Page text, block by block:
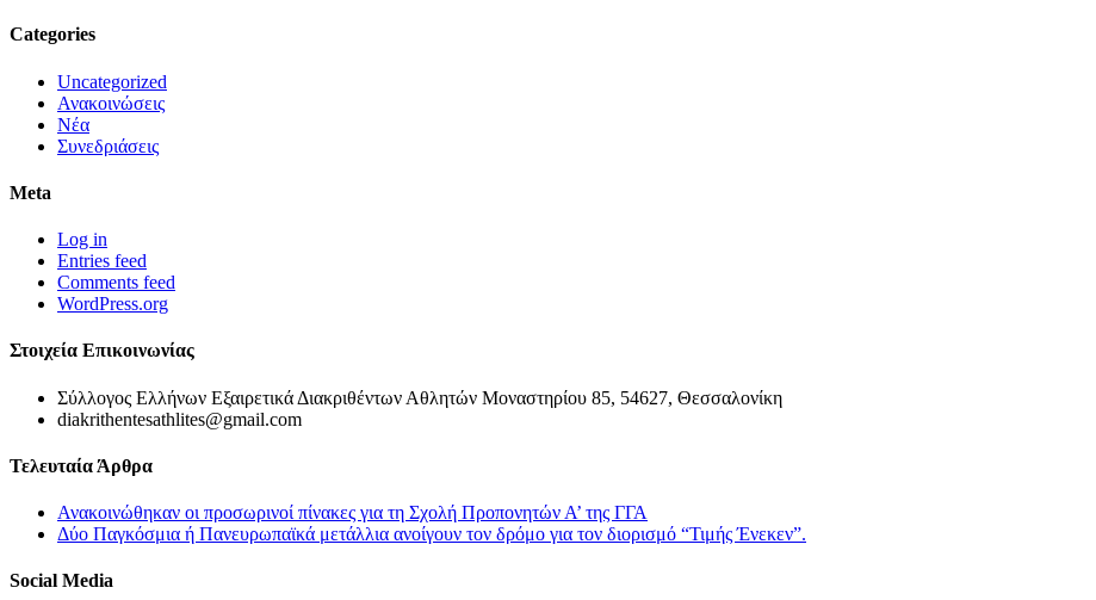
Categories
Uncategorized
Ανακοινώσεις
Νέα
Συνεδριάσεις
Meta
Log in
Entries feed
Comments feed
WordPress.org
Στοιχεία Επικοινωνίας
Σύλλογος Ελλήνων Εξαιρετικά Διακριθέντων Αθλητών Μοναστηρίου 85, 54627, Θεσσαλονίκη
diakrithentesathlites@gmail.com
Τελευταία Άρθρα
Ανακοινώθηκαν οι προσωρινοί πίνακες για τη Σχολή Προπονητών Α’ της ΓΓΑ
Δύο Παγκόσμια ή Πανευρωπαϊκά μετάλλια ανοίγουν τον δρόμο για τον διορισμό “Τιμής Ένεκεν”.
Social Media